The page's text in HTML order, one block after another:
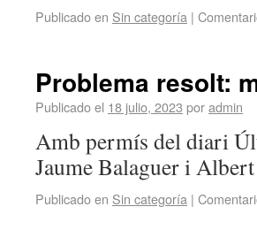
Publicado en Sin categoría |
Problema resolt:
Publicado el 18 julio, 2023 poradmin
Amb permís del diari
Jaume Balaguer i
Publicado en Sin categoría |